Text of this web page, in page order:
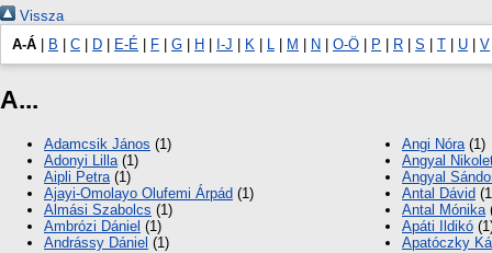
Vissza
A-Á
B C D E-É F G H I-J K L M N O-Ö P R S T U V
A...
Adamcsik János (1)
Adonyi Lilla(1)
Aipli Petra(1)
Ajayi-Omolayo Olufemi Árpád (1)
Almási Szabolcs (1)
Ambrózi Dániel (1)
Andrássy Dániel (1)
Angi Nóra(1)
Angyal
Angyal
Antal Dávid
Antal Mónika
Apáti Ildikó
Apatóczky